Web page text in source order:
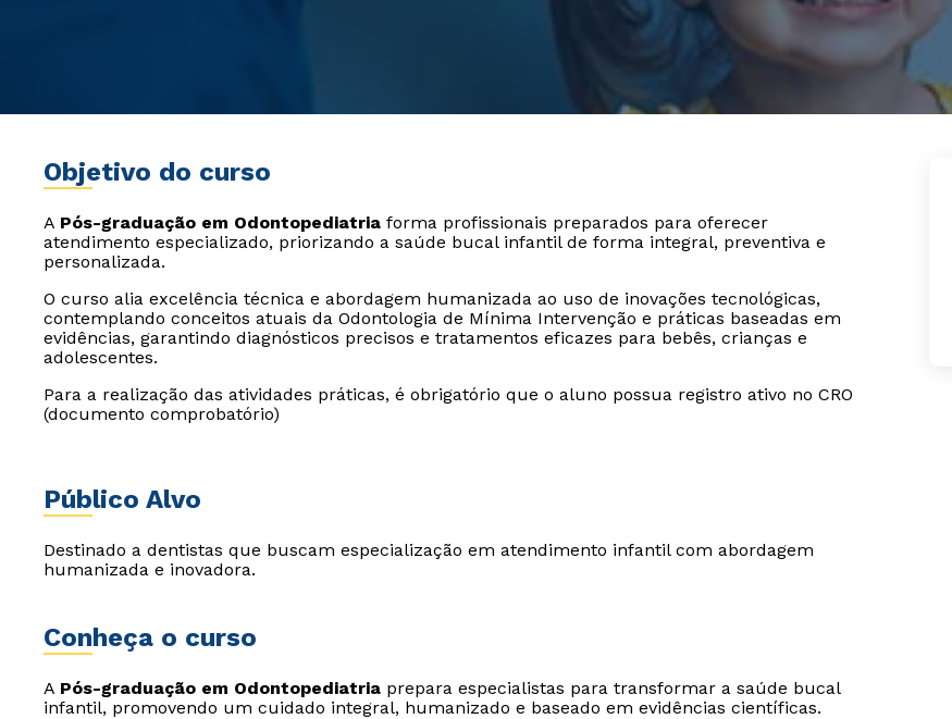
Objetivo do curso
A Pós-graduação em Odontopediatria forma profissionais preparados para oferecer
atendimento especializado, priorizando a saúde bucal infantil de forma integral, preventiva e
personalizada.
O curso alia excelência técnica e abordagem humanizada ao uso de inovações tecnológicas,
contemplando conceitos atuais da Odontologia de Mínima Intervenção e práticas baseadas em
evidências, garantindo diagnósticos precisos e tratamentos eficazes para bebês, crianças e
adolescentes.
Para a realização das atividades práticas, é obrigatório que o aluno possua registro ativo no CRO
(documento comprobatório)
Público Alvo
Destinado a dentistas que buscam especialização em atendimento infantil com abordagem
humanizada e inovadora.
Conheça o curso
A Pós-graduação em Odontopediatria prepara especialistas para transformar a saúde bucal
infantil, promovendo um cuidado integral, humanizado e baseado em evidências científicas.